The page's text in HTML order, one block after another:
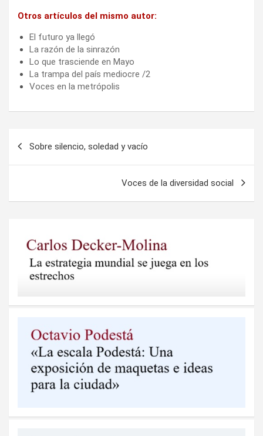
Otros artículos del mismo autor:
El futuro ya llegó
La razón de la sinrazón
Lo que trasciende en Mayo
La trampa del país mediocre /2
Voces en la metrópolis
Sobre silencio, soledad y vacío
Voces de la diversidad social